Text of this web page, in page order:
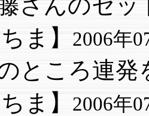
ちま】
2006年
ところ連発
ちま】
2006年